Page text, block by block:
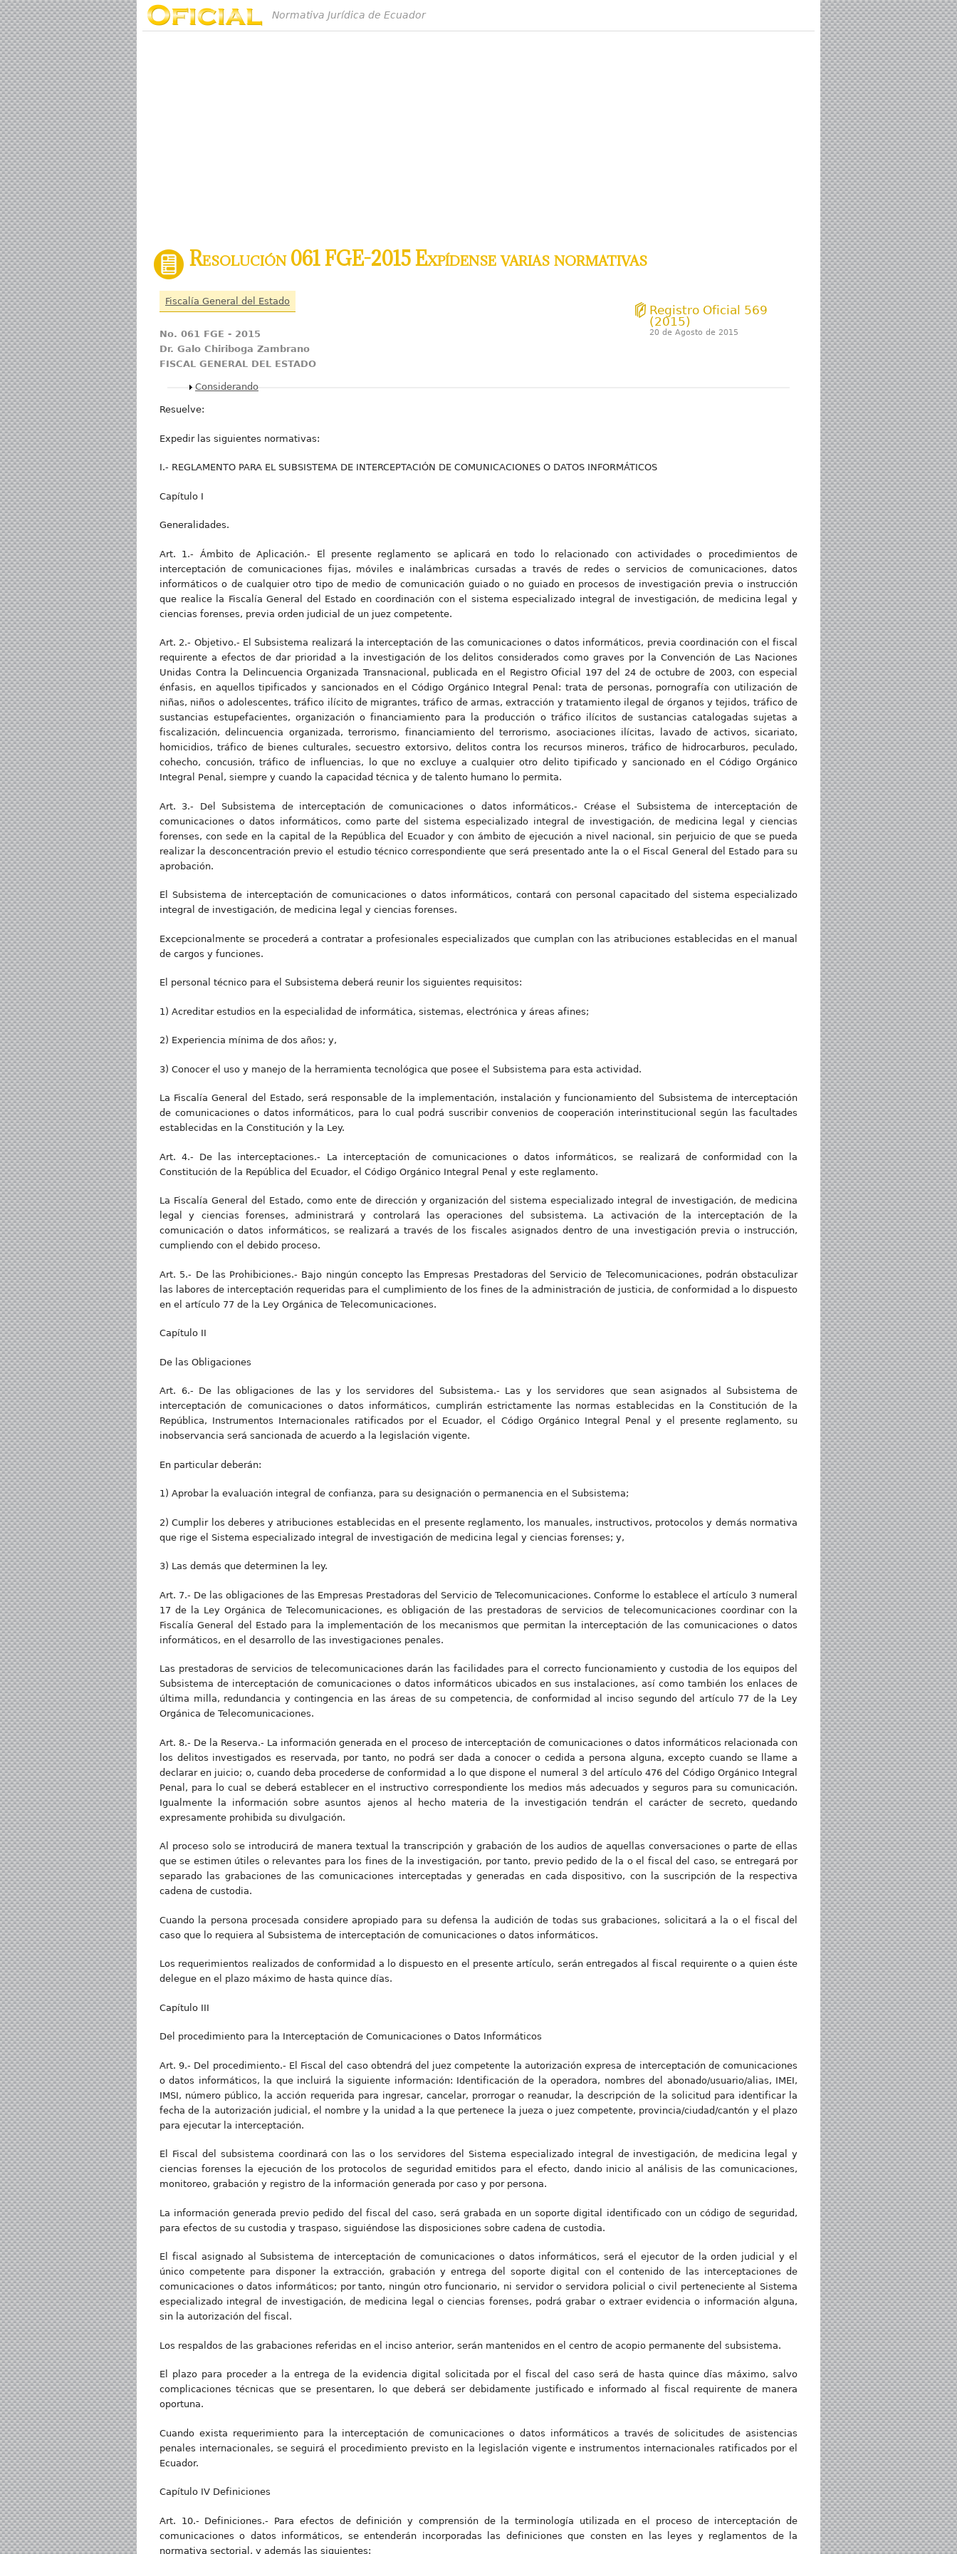
Normativa Jurídica de Ecuador
Resolución 061 FGE-2015 Expídense varias normativas
Fiscalía General del Estado
Registro Oficial 569
(2015)
20 de Agosto de 2015
No. 061 FGE - 2015
Dr. Galo Chiriboga Zambrano
FISCAL GENERAL DEL ESTADO
Mostrar
Considerando
Resuelve:
Expedir las siguientes normativas:
I.- REGLAMENTO PARA EL SUBSISTEMA DE INTERCEPTACIÓN DE COMUNICACIONES O DATOS INFORMÁTICOS
Capítulo I
Generalidades.
Art. 1.- Ámbito de Aplicación.- El presente reglamento se aplicará en todo lo relacionado con actividades o procedimientos de
interceptación de comunicaciones fijas, móviles e inalámbricas cursadas a través de redes o servicios de comunicaciones, datos
informáticos o de cualquier otro tipo de medio de comunicación guiado o no guiado en procesos de investigación previa o instrucción
que realice la Fiscalía General del Estado en coordinación con el sistema especializado integral de investigación, de medicina legal y
ciencias forenses, previa orden judicial de un juez competente.
Art. 2.- Objetivo.- El Subsistema realizará la interceptación de las comunicaciones o datos informáticos, previa coordinación con el fiscal
requirente a efectos de dar prioridad a la investigación de los delitos considerados como graves por la Convención de Las Naciones
Unidas Contra la Delincuencia Organizada Transnacional, publicada en el Registro Oficial 197 del 24 de octubre de 2003, con especial
énfasis, en aquellos tipificados y sancionados en el Código Orgánico Integral Penal: trata de personas, pornografía con utilización de
niñas, niños o adolescentes, tráfico ilícito de migrantes, tráfico de armas, extracción y tratamiento ilegal de órganos y tejidos, tráfico de
sustancias estupefacientes, organización o financiamiento para la producción o tráfico ilícitos de sustancias catalogadas sujetas a
fiscalización, delincuencia organizada, terrorismo, financiamiento del terrorismo, asociaciones ilícitas, lavado de activos, sicariato,
homicidios, tráfico de bienes culturales, secuestro extorsivo, delitos contra los recursos mineros, tráfico de hidrocarburos, peculado,
cohecho, concusión, tráfico de influencias, lo que no excluye a cualquier otro delito tipificado y sancionado en el Código Orgánico
Integral Penal, siempre y cuando la capacidad técnica y de talento humano lo permita.
Art. 3.- Del Subsistema de interceptación de comunicaciones o datos informáticos.- Créase el Subsistema de interceptación de
comunicaciones o datos informáticos, como parte del sistema especializado integral de investigación, de medicina legal y ciencias
forenses, con sede en la capital de la República del Ecuador y con ámbito de ejecución a nivel nacional, sin perjuicio de que se pueda
realizar la desconcentración previo el estudio técnico correspondiente que será presentado ante la o el Fiscal General del Estado para su
aprobación.
El Subsistema de interceptación de comunicaciones o datos informáticos, contará con personal capacitado del sistema especializado
integral de investigación, de medicina legal y ciencias forenses.
Excepcionalmente se procederá a contratar a profesionales especializados que cumplan con las atribuciones establecidas en el manual
de cargos y funciones.
El personal técnico para el Subsistema deberá reunir los siguientes requisitos:
1) Acreditar estudios en la especialidad de informática, sistemas, electrónica y áreas afines;
2) Experiencia mínima de dos años; y,
3) Conocer el uso y manejo de la herramienta tecnológica que posee el Subsistema para esta actividad.
La Fiscalía General del Estado, será responsable de la implementación, instalación y funcionamiento del Subsistema de interceptación
de comunicaciones o datos informáticos, para lo cual podrá suscribir convenios de cooperación interinstitucional según las facultades
establecidas en la Constitución y la Ley.
Art. 4.- De las interceptaciones.- La interceptación de comunicaciones o datos informáticos, se realizará de conformidad con la
Constitución de la República del Ecuador, el Código Orgánico Integral Penal y este reglamento.
La Fiscalía General del Estado, como ente de dirección y organización del sistema especializado integral de investigación, de medicina
legal y ciencias forenses, administrará y controlará las operaciones del subsistema. La activación de la interceptación de la
comunicación o datos informáticos, se realizará a través de los fiscales asignados dentro de una investigación previa o instrucción,
cumpliendo con el debido proceso.
Art. 5.- De las Prohibiciones.- Bajo ningún concepto las Empresas Prestadoras del Servicio de Telecomunicaciones, podrán obstaculizar
las labores de interceptación requeridas para el cumplimiento de los fines de la administración de justicia, de conformidad a lo dispuesto
en el artículo 77 de la Ley Orgánica de Telecomunicaciones.
Capítulo II
De las Obligaciones
Art. 6.- De las obligaciones de las y los servidores del Subsistema.- Las y los servidores que sean asignados al Subsistema de
interceptación de comunicaciones o datos informáticos, cumplirán estrictamente las normas establecidas en la Constitución de la
República, Instrumentos Internacionales ratificados por el Ecuador, el Código Orgánico Integral Penal y el presente reglamento, su
inobservancia será sancionada de acuerdo a la legislación vigente.
En particular deberán:
1) Aprobar la evaluación integral de confianza, para su designación o permanencia en el Subsistema;
2) Cumplir los deberes y atribuciones establecidas en el presente reglamento, los manuales, instructivos, protocolos y demás normativa
que rige el Sistema especializado integral de investigación de medicina legal y ciencias forenses; y,
3) Las demás que determinen la ley.
Art. 7.- De las obligaciones de las Empresas Prestadoras del Servicio de Telecomunicaciones. Conforme lo establece el artículo 3 numeral
17 de la Ley Orgánica de Telecomunicaciones, es obligación de las prestadoras de servicios de telecomunicaciones coordinar con la
Fiscalía General del Estado para la implementación de los mecanismos que permitan la interceptación de las comunicaciones o datos
informáticos, en el desarrollo de las investigaciones penales.
Las prestadoras de servicios de telecomunicaciones darán las facilidades para el correcto funcionamiento y custodia de los equipos del
Subsistema de interceptación de comunicaciones o datos informáticos ubicados en sus instalaciones, así como también los enlaces de
última milla, redundancia y contingencia en las áreas de su competencia, de conformidad al inciso segundo del artículo 77 de la Ley
Orgánica de Telecomunicaciones.
Art. 8.- De la Reserva.- La información generada en el proceso de interceptación de comunicaciones o datos informáticos relacionada con
los delitos investigados es reservada, por tanto, no podrá ser dada a conocer o cedida a persona alguna, excepto cuando se llame a
declarar en juicio; o, cuando deba procederse de conformidad a lo que dispone el numeral 3 del artículo 476 del Código Orgánico Integral
Penal, para lo cual se deberá establecer en el instructivo correspondiente los medios más adecuados y seguros para su comunicación.
Igualmente la información sobre asuntos ajenos al hecho materia de la investigación tendrán el carácter de secreto, quedando
expresamente prohibida su divulgación.
Al proceso solo se introducirá de manera textual la transcripción y grabación de los audios de aquellas conversaciones o parte de ellas
que se estimen útiles o relevantes para los fines de la investigación, por tanto, previo pedido de la o el fiscal del caso, se entregará por
separado las grabaciones de las comunicaciones interceptadas y generadas en cada dispositivo, con la suscripción de la respectiva
cadena de custodia.
Cuando la persona procesada considere apropiado para su defensa la audición de todas sus grabaciones, solicitará a la o el fiscal del
caso que lo requiera al Subsistema de interceptación de comunicaciones o datos informáticos.
Los requerimientos realizados de conformidad a lo dispuesto en el presente artículo, serán entregados al fiscal requirente o a quien éste
delegue en el plazo máximo de hasta quince días.
Capítulo III
Del procedimiento para la Interceptación de Comunicaciones o Datos Informáticos
Art. 9.- Del procedimiento.- El Fiscal del caso obtendrá del juez competente la autorización expresa de interceptación de comunicaciones
o datos informáticos, la que incluirá la siguiente información: Identificación de la operadora, nombres del abonado/usuario/alias, IMEI,
IMSI, número público, la acción requerida para ingresar, cancelar, prorrogar o reanudar, la descripción de la solicitud para identificar la
fecha de la autorización judicial, el nombre y la unidad a la que pertenece la jueza o juez competente, provincia/ciudad/cantón y el plazo
para ejecutar la interceptación.
El Fiscal del subsistema coordinará con las o los servidores del Sistema especializado integral de investigación, de medicina legal y
ciencias forenses la ejecución de los protocolos de seguridad emitidos para el efecto, dando inicio al análisis de las comunicaciones,
monitoreo, grabación y registro de la información generada por caso y por persona.
La información generada previo pedido del fiscal del caso, será grabada en un soporte digital identificado con un código de seguridad,
para efectos de su custodia y traspaso, siguiéndose las disposiciones sobre cadena de custodia.
El fiscal asignado al Subsistema de interceptación de comunicaciones o datos informáticos, será el ejecutor de la orden judicial y el
único competente para disponer la extracción, grabación y entrega del soporte digital con el contenido de las interceptaciones de
comunicaciones o datos informáticos; por tanto, ningún otro funcionario, ni servidor o servidora policial o civil perteneciente al Sistema
especializado integral de investigación, de medicina legal o ciencias forenses, podrá grabar o extraer evidencia o información alguna,
sin la autorización del fiscal.
Los respaldos de las grabaciones referidas en el inciso anterior, serán mantenidos en el centro de acopio permanente del subsistema.
El plazo para proceder a la entrega de la evidencia digital solicitada por el fiscal del caso será de hasta quince días máximo, salvo
complicaciones técnicas que se presentaren, lo que deberá ser debidamente justificado e informado al fiscal requirente de manera
oportuna.
Cuando exista requerimiento para la interceptación de comunicaciones o datos informáticos a través de solicitudes de asistencias
penales internacionales, se seguirá el procedimiento previsto en la legislación vigente e instrumentos internacionales ratificados por el
Ecuador.
Capítulo IV Definiciones
Art. 10.- Definiciones.- Para efectos de definición y comprensión de la terminología utilizada en el proceso de interceptación de
comunicaciones o datos informáticos, se entenderán incorporadas las definiciones que consten en las leyes y reglamentos de la
normativa sectorial, y además las siguientes: